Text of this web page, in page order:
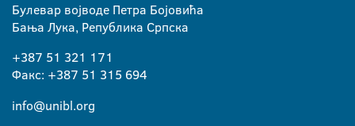
Булевар војводе Петра Бојовића
Бања Лука, Република Српска
+387 51 321 171
Факс: +387 51 315 694
info@unibl.org